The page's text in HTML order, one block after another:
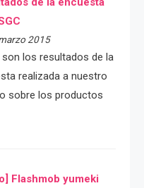
2015
los resultados de la
realizada a nuestro
sobre los productos
Flashmob yumeki